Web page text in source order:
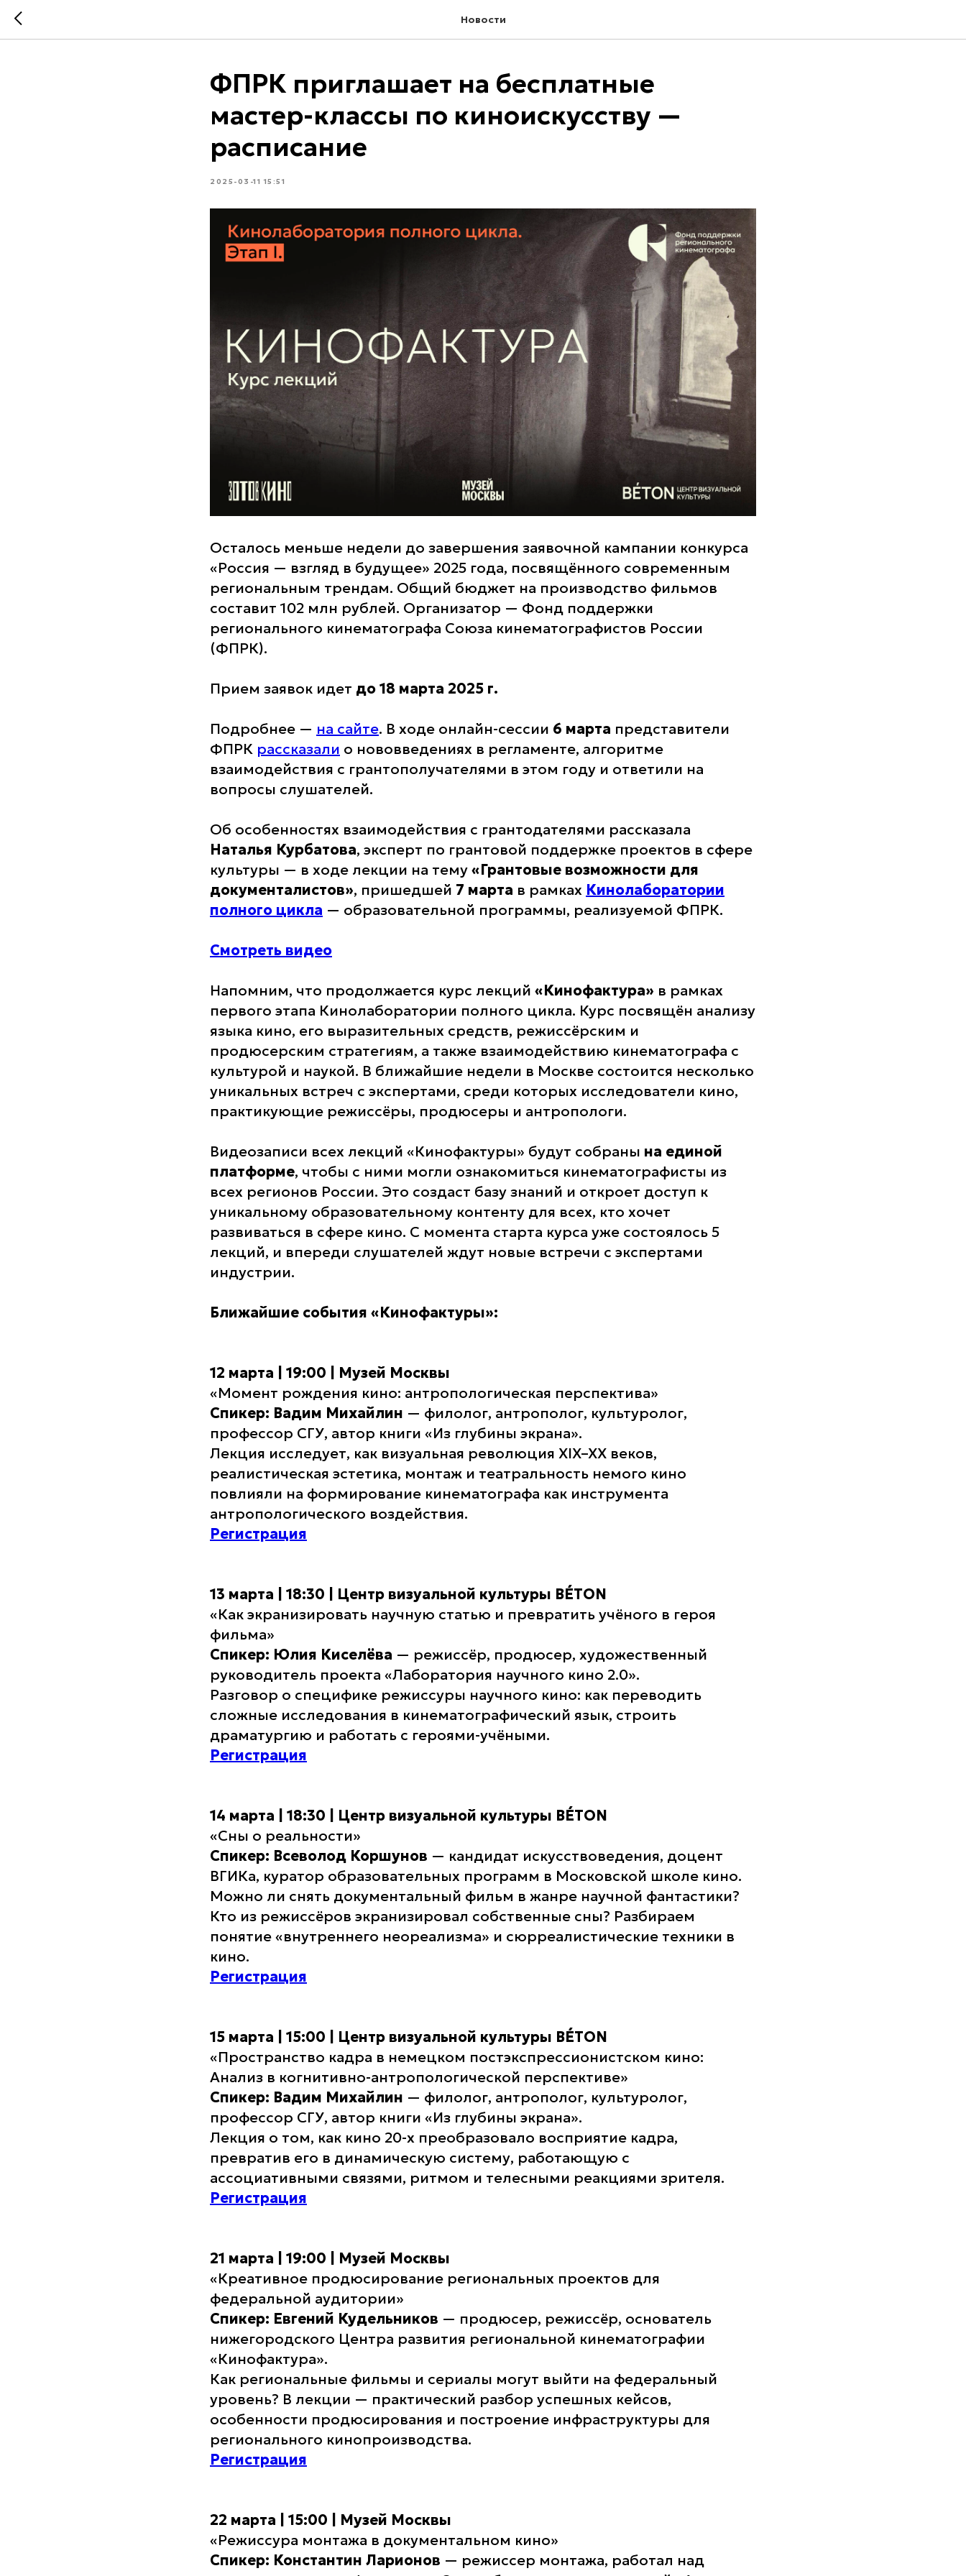
Новости
ФПРК приглашает на бесплатные
мастер-классы по киноискусству —
расписание
2025-03-11 15:51
Осталось меньше недели до завершения заявочной кампании конкурса
«Россия — взгляд в будущее» 2025 года, посвящённого современным
региональным трендам. Общий бюджет на производство фильмов
составит 102 млн рублей. Организатор — Фонд поддержки
регионального кинематографа Союза кинематографистов России
(ФПРК).
Прием заявок идет до 18 марта 2025 г.
Подробнее — на сайте. В ходе онлайн-сессии 6 марта представители
ФПРК рассказали о нововведениях в регламенте, алгоритме
взаимодействия с грантополучателями в этом году и ответили на
вопросы слушателей.
Об особенностях взаимодействия с грантодателями рассказала
Наталья Курбатова, эксперт по грантовой поддержке проектов в сфере
культуры — в ходе лекции на тему«Грантовые возможности для
документалистов», пришедшей 7 марта в рамках Кинолаборатории
полного цикла — образовательной программы, реализуемой ФПРК.
Смотреть видео
Напомним, что продолжается курс лекций «Кинофактура» в рамках
первого этапа Кинолаборатории полного цикла. Курс посвящён анализу
языка кино, его выразительных средств, режиссёрским и
продюсерским стратегиям, а также взаимодействию кинематографа с
культурой и наукой. В ближайшие недели в Москве состоится несколько
уникальных встреч с экспертами, среди которых исследователи кино,
практикующие режиссёры, продюсеры и антропологи.
Видеозаписи всех лекций «Кинофактуры» будут собраны на единой
платформе, чтобы с ними могли ознакомиться кинематографисты из
всех регионов России. Это создаст базу знаний и откроет доступ к
уникальному образовательному контенту для всех, кто хочет
развиваться в сфере кино. С момента старта курса уже состоялось 5
лекций, и впереди слушателей ждут новые встречи с экспертами
индустрии.
Ближайшие события «Кинофактуры»:
12 марта | 19:00 | Музей Москвы
«Момент рождения кино: антропологическая перспектива»
Спикер: Вадим Михайлин — филолог, антрополог, культуролог,
профессор СГУ, автор книги «Из глубины экрана».
Лекция исследует, как визуальная революция XIX–XX веков,
реалистическая эстетика, монтаж и театральность немого кино
повлияли на формирование кинематографа как инструмента
антропологического воздействия.
Регистрация
13 марта | 18:30 | Центр визуальной культуры BÉTON
«Как экранизировать научную статью и превратить учёного в героя
фильма»
Спикер: Юлия Киселёва — режиссёр, продюсер, художественный
руководитель проекта «Лаборатория научного кино 2.0».
Разговор о специфике режиссуры научного кино: как переводить
сложные исследования в кинематографический язык, строить
драматургию и работать с героями-учёными.
Регистрация
14 марта | 18:30 | Центр визуальной культуры BÉTON
«Сны о реальности»
Спикер: Всеволод Коршунов — кандидат искусствоведения, доцент
ВГИКа, куратор образовательных программ в Московской школе кино.
Можно ли снять документальный фильм в жанре научной фантастики?
Кто из режиссёров экранизировал собственные сны? Разбираем
понятие «внутреннего неореализма» и сюрреалистические техники в
кино.
Регистрация
15 марта | 15:00 | Центр визуальной культуры BÉTON
«Пространство кадра в немецком постэкспрессионистском кино:
Анализ в когнитивно-антропологической перспективе»
Спикер: Вадим Михайлин — филолог, антрополог, культуролог,
профессор СГУ, автор книги «Из глубины экрана».
Лекция о том, как кино 20-х преобразовало восприятие кадра,
превратив его в динамическую систему, работающую с
ассоциативными связями, ритмом и телесными реакциями зрителя.
Регистрация
21 марта | 19:00 | Музей Москвы
«Креативное продюсирование региональных проектов для
федеральной аудитории»
Спикер: Евгений Кудельников — продюсер, режиссёр, основатель
нижегородского Центра развития региональной кинематографии
«Кинофактура».
Как региональные фильмы и сериалы могут выйти на федеральный
уровень? В лекции — практический разбор успешных кейсов,
особенности продюсирования и построение инфраструктуры для
регионального кинопроизводства.
Регистрация
22 марта | 15:00 | Музей Москвы
«Режиссура монтажа в документальном кино»
Спикер: Константин Ларионов — режиссер монтажа, работал над